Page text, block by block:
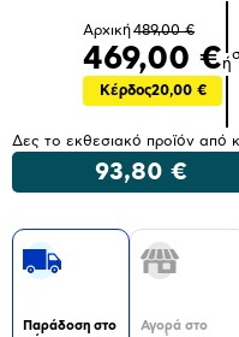
Αρχική489,00 €
469,00 €
Κέρδος20,00 €
ή
Δες το εκθεσιακό προϊόν από
93,80 €
Παράδοση στο
Αγορά στο